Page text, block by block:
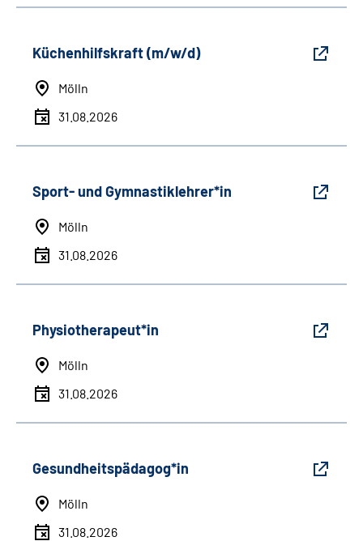
Küchenhilfskraft (m/w/d)
Mölln
31.08.2026
Sport- und Gymnastiklehrer*in
Mölln
31.08.2026
Physiotherapeut*in
Mölln
31.08.2026
Gesundheitspädagog*in
Mölln
31.08.2026